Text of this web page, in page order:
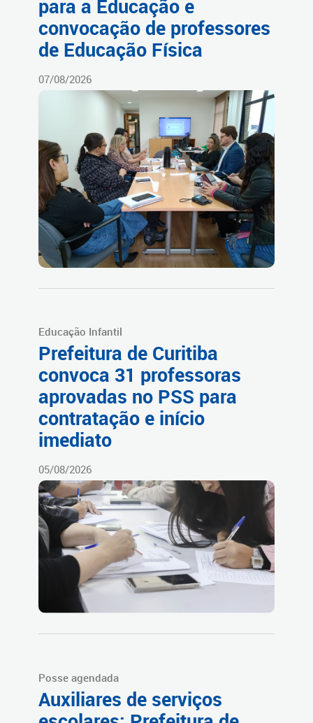
para a Educação e
convocação de professores
de Educação Física
07/08/2026
Educação Infantil
Prefeitura de Curitiba
convoca 31 professoras
aprovadas no PSS para
contratação e início
imediato
05/08/2026
Posse agendada
Auxiliares de serviços